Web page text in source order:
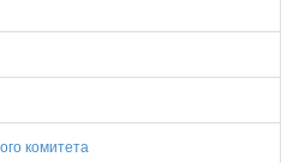
комитета